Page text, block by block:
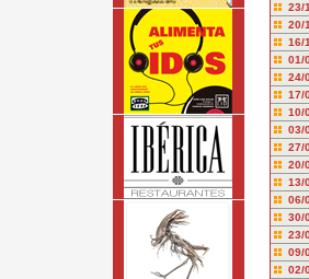
23/
20/
16/
01/
24/
17/
10/
03/
27/
20/
13/
06/
30/
23/
09/
02/